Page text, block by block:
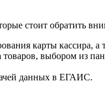
стоит обратить
карты кассира, а
выбором из
данных в ЕГАИС.